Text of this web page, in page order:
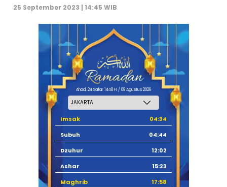
25 September 2023 | 14:45 WIB
Ahad, 24 Safar 1448 H / 09 Agustus 2026
Imsak
04:34
Subuh
04:44
Dzuhur
12:02
Ashar
15:23
Maghrib
17:58